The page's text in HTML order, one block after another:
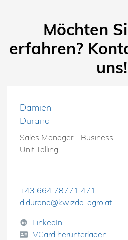
Möchten
erfahren?
uns!
Damien
Durand
Sales Manager - Business
Unit Tolling
+43 664 78771 471
d.durand@kwizda-agro.at
LinkedIn
VCard herunterladen